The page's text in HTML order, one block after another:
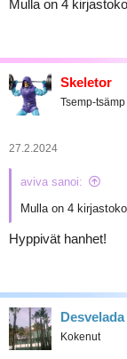
Mulla on 4
Skeletor
Tsemp-tsämp
27.2.2024
aviva sanoi:
Mulla on 4
Hyppivät hanhet!
Desvelada
Kokenut